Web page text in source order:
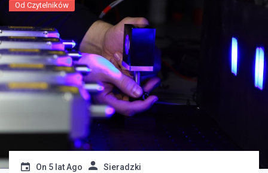
Od Czytelników
On 5 lat Ago Sieradzki